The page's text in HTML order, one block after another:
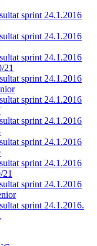
sprint 24.1.2016
sprint 24.1.2016
sprint 24.1.2016
21
sprint 24.1.2016
sprint 24.1.2016
sprint 24.1.2016
sprint 24.1.2016
sprint 24.1.2016
sprint 24.1.2016
sprint 24.1.2016.